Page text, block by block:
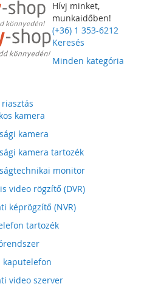
Hívj minket,
munkaidőben!
(+36) 1 353-6212
Keresés
Minden kategória
kamera
kamera
kamera tartozék
monitor
video rögzítő (DVR)
képrögzítő (NVR)
tartozék
kaputelefon
video szerver